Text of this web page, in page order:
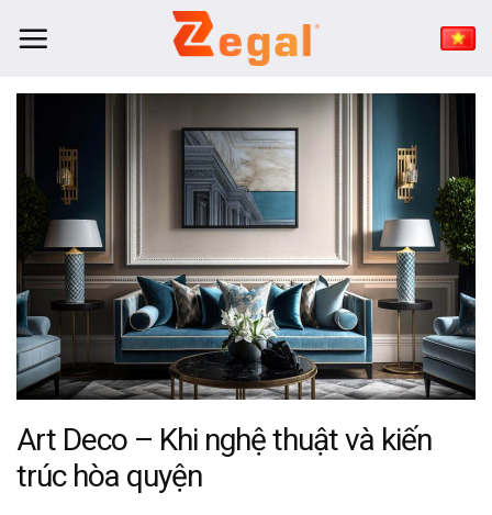
qua
dung
Art Deco – Khi nghệ thuật và kiến
trúc hòa quyện